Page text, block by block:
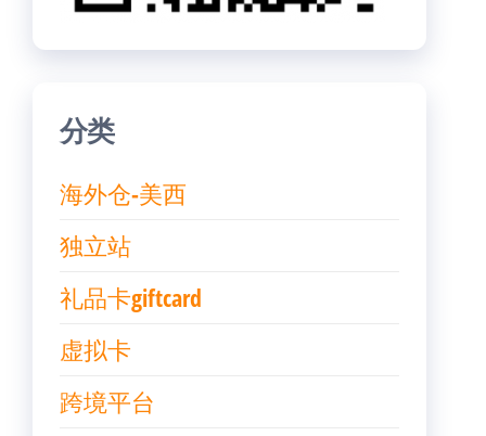
分类
海外仓-美西
独立站
礼品卡giftcard
虚拟卡
跨境平台